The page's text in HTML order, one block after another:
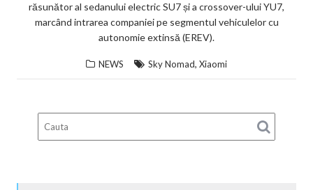
răsunător al sedanului electric SU7 și a crossover-ului YU7,
marcând intrarea companiei pe segmentul vehiculelor cu
autonomie extinsă (EREV).
NEWS Sky Nomad, Xiaomi